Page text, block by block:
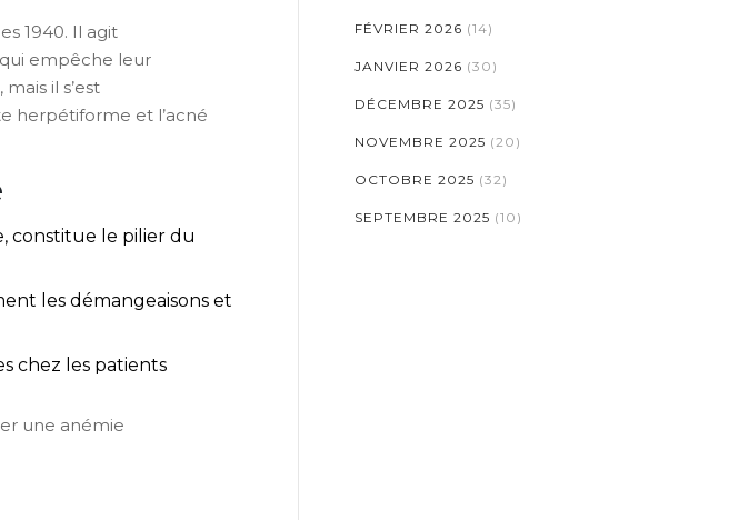
1940. Il agit
empêche leur
il s’est
herpétiforme et l’acné
constitue le pilier du
les démangeaisons et
chez les patients
une anémie
FÉVRIER 2026 (14)
JANVIER 2026 (30)
DÉCEMBRE 2025 (35)
NOVEMBRE 2025 (20)
OCTOBRE 2025 (32)
SEPTEMBRE 2025 (10)